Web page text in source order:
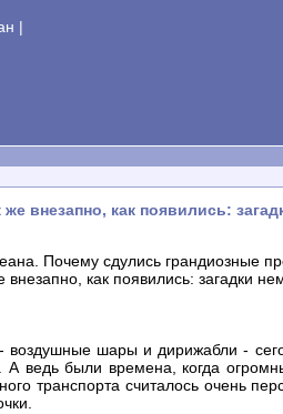
|
внезапно, как появились:
Почему сдулись грандиозные
как появились: загадки
воздушные шары и дирижабли -
ведь были времена, когда
транспорта считалось очень